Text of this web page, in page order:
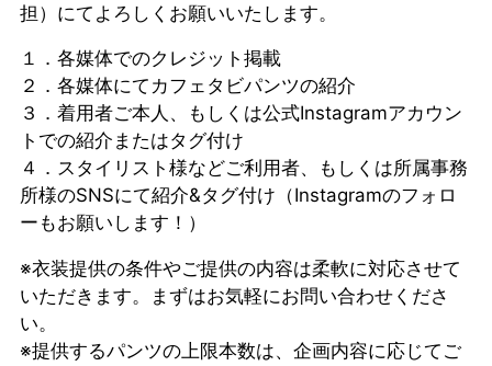
担）にてよろしくお願いいたします。
１．各媒体でのクレジット掲載
２．各媒体にてカフェタビパンツの紹介
３．着用者ご本人、もしくは公式Instagramアカウン
トでの紹介またはタグ付け
４．スタイリスト様などご利用者、もしくは所属事務
所様のSNSにて紹介&タグ付け（Instagramのフォロ
ーもお願いします！）
※衣装提供の条件やご提供の内容は柔軟に対応させて
いただきます。まずはお気軽にお問い合わせくださ
い。
※提供するパンツの上限本数は、企画内容に応じてご